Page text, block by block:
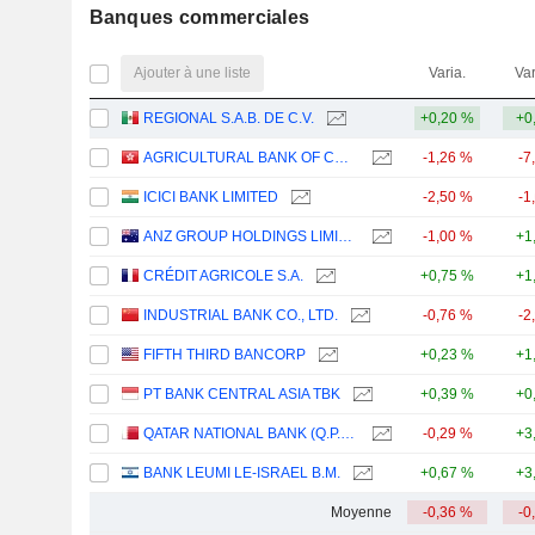
Banques commerciales
Ajouter à une liste Varia.
REGIONAL S.A.B. DE C.V. +0,20 %
AGRICULTURAL BANK OF CHINA LIMITED -1,26 % -
ICICI BANK LIMITED -2,50 % -
ANZ GROUP HOLDINGS LIMITED -1,00 %
CRÉDIT AGRICOLE S.A. +0,75 %
INDUSTRIAL BANK CO., LTD. -0,76 % -
FIFTH THIRD BANCORP +0,23 %
PT BANK CENTRAL ASIA TBK +0,39 %
QATAR NATIONAL BANK (Q.P.S.C.) -0,29 %
BANK LEUMI LE-ISRAEL B.M. +0,67 %
Moyenne -0,36 % -